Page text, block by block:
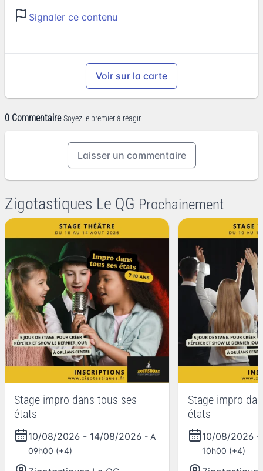
Signaler ce contenu
Voir sur la carte
0 Commentaire Soyez le premier à réagir
Laisser un commentaire
Zigotastiques Le QG Prochainement
Stage impro dans tous ses
états
10/08/2026 - 14/08/2026 - A
09h00 (+4)
Stage impro
états
10/08/2026 -
10h00 (+4)